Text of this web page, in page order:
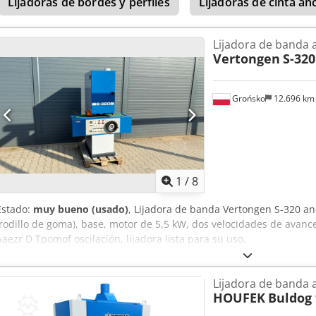
estado muy bueno Precio neto: 13.900 PLN Precio neto: 3.300
EUR (Los precios pueden variar en caso de fluctuaciones
1 /8
Grońsko 12.696 km
Lijadora de banda
Vertongen S-320
muy bueno (usado), Lijadora de banda Vertongen S-320
de goma), base, motor de 5,5 kW, dos velocidades de
D Tpomof oscilación, lijadora lista para su uso.
Lijadora de banda
HOUFEK Buldog